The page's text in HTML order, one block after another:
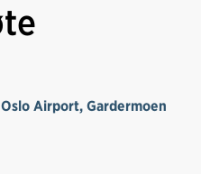
Airport, Gardermoen